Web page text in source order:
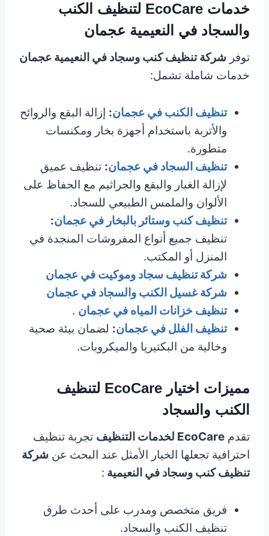
خدمات EcoCare لتنظيف الكنب
والسجاد في النعيمية عجمان
توفر شركة تنظيف كنب وسجاد في النعيمية عجمان
خدمات شاملة تشمل:
تنظيف الكنب في عجمان: إزالة البقع والروائح
والأتربة باستخدام أجهزة بخار ومكنسات
متطورة.
تنظيف السجاد في عجمان: تنظيف عميق
لإزالة الغبار والبقع والجراثيم مع الحفاظ على
الألوان والملمس الطبيعي للسجاد.
تنظيف كنب وستائر بالبخار في عجمان:
تنظيف جميع أنواع المفروشات المنجدة في
المنزل أو المكتب.
شركة تنظيف سجاد وموكيت في عجمان
شركة غسيل الكنب والسجاد في عجمان
تنظيف خزانات المياه في عجمان .
تنظيف الفلل في عجمان: لضمان بيئة صحية
وخالية من البكتيريا والميكروبات.
مميزات اختيار EcoCare لتنظيف
الكنب والسجاد
تقدم EcoCare لخدمات التنظيف
تجربة تنظيف
احترافية تجعلها الخيار الأمثل عند البحث عن شركة
تنظيف كنب وسجاد في النعيمية :
فريق متخصص ومدرب على أحدث طرق
تنظيف الكنب والسجاد.